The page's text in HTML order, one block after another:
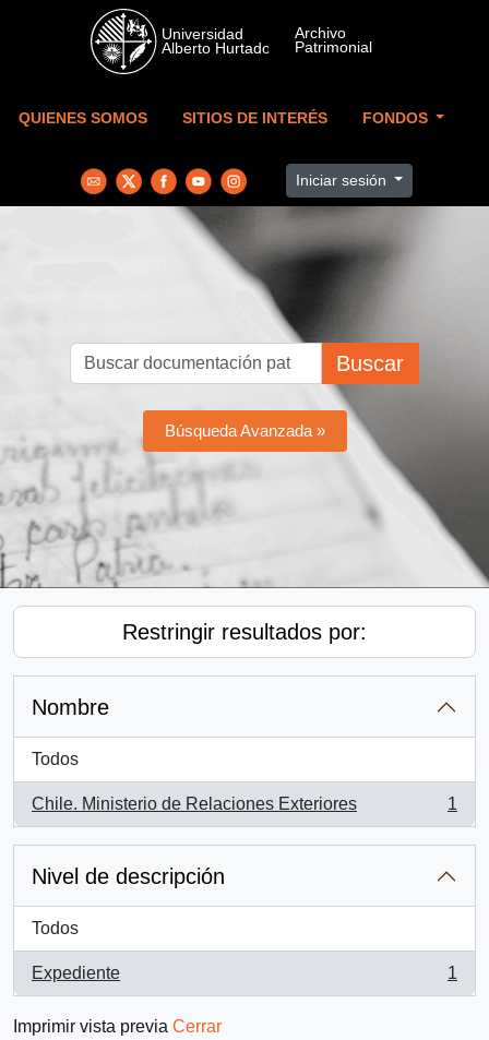
Skip to main content
QUIENES SOMOS SITIOS DE INTERÉS FONDOS
Iniciar sesión
Buscar
Búsqueda Avanzada »
Restringir resultados por:
Nombre
Todos
Chile. Ministerio de Relaciones Exteriores
, 1 resultados
1
Nivel de descripción
Todos
Expediente
, 1 resultados
1
Imprimir vista previa Cerrar